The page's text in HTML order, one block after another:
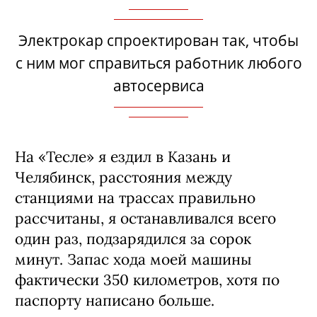
Электрокар спроектирован так, чтобы
с ним мог справиться работник любого
автосервиса
На «Тесле» я ездил в Казань и
Челябинск, расстояния между
станциями на трассах правильно
рассчитаны, я останавливался всего
один раз, подзарядился за сорок
минут. Запас хода моей машины
фактически 350 километров, хотя по
паспорту написано больше.